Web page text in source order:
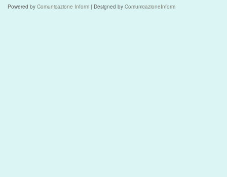
Powered by Comunicazione Inform | Designed by ComunicazioneInform